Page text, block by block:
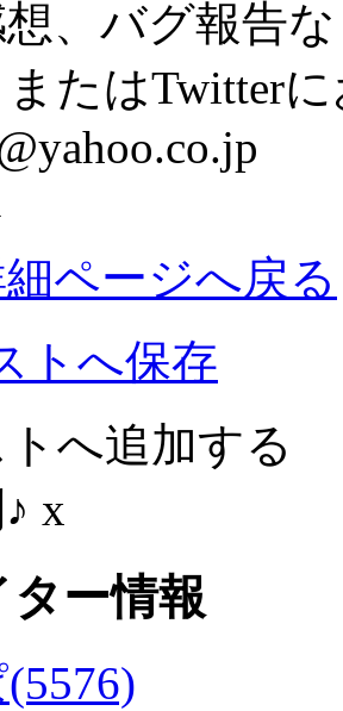
、バグ報告
またはTwitter
ページへ戻る
トへ保存
へ追加する
x
ー情報